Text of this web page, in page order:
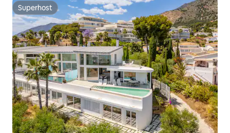
Superhost
Superhost